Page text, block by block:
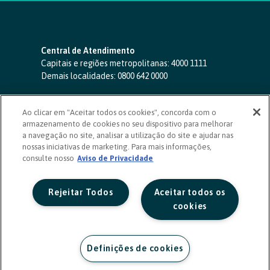
Central de Atendimento
Capitais e regiões metropolitanas: 4000 1111
Demais localidades: 0800 642 0000
SAC 24 horas-0800 724 4420
Ouvidoria
0800 725 0996
(de segunda a sexta, das 8h às 20h)
ouvidoriasicoob.com.br
Deficientes auditivos ou de fala
Ao clicar em "Aceitar todos os cookies", concorda com o
armazenamento de cookies no seu dispositivo para melhorar
a navegação no site, analisar a utilização do site e ajudar nas
nossas iniciativas de marketing. Para mais informações,
consulte nosso Aviso de Privacidade
Aceitar todos os
cookies
Rejeitar Todos
Definições de cookies